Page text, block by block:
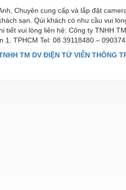
Chuyên cung cấp và lắp đặt
sạn. Qúi khách có nhu cầu vui
tiết vui lòng liên hệ: Công ty TNHH
1, TPHCM Tel: 08 39118480 –
TM DV ĐIỆN TỬ VIỄN THÔNG